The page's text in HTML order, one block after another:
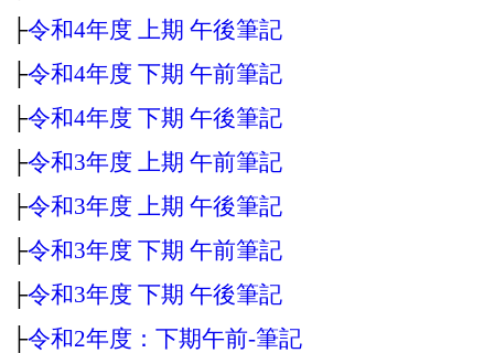
├令和4年度 上期 午後筆記
├令和4年度 下期 午前筆記
├令和4年度 下期 午後筆記
├令和3年度 上期 午前筆記
├令和3年度 上期 午後筆記
├令和3年度 下期 午前筆記
├令和3年度 下期 午後筆記
├令和2年度：下期午前‐筆記